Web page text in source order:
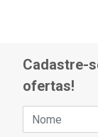
Cadastre-
ofertas!